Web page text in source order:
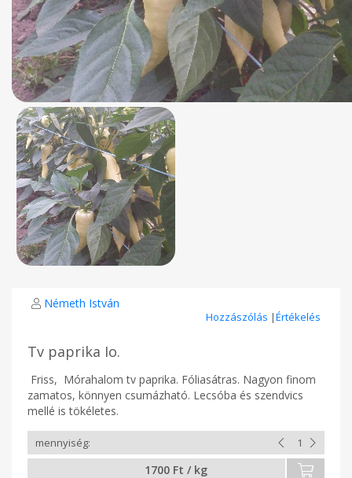
Németh István
Hozzászólás |Értékelés
Tv paprika Io.
Friss, Mórahalom tv paprika. Fóliasátras. Nagyon finom
zamatos, könnyen csumázható. Lecsóba és szendvics
mellé is tökéletes.
1700 Ft / kg